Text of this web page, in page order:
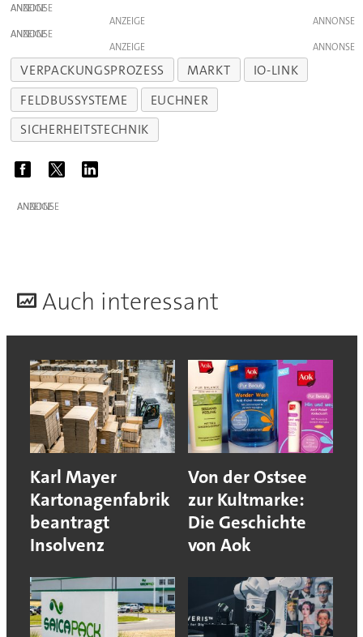
ANZEIGE
ANZEIGE
ANZEIGE
ANZEIGE
VERPACKUNGSPROZESS MARKT
IO-LINK
FELDBUSSYSTEME
EUCHNER
SICHERHEITSTECHNIK
ANZEIGE
Auch interessant
Karl Mayer
Kartonagenfabrik
beantragt
Insolvenz
Von der Ostsee
zur Kultmarke:
Die Geschichte
von Aok